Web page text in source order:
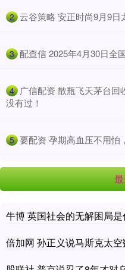
2 云谷策略 安正时尚9月9日
3 配查信 2025年4月30日全
4 广信配资 散瓶飞天茅台
没有过！
5 要配资 孕期高血压不用怕
牛博 英国社会的无解困局
倍加网 孙正义说马斯克太